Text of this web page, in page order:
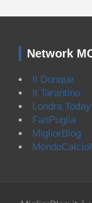
Network
Il Dunque
Il Tarantino
Londra Today
FanPuglia
MigliorBlog